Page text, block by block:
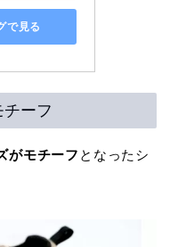
で見る
ーフ
がモチーフ となったシ